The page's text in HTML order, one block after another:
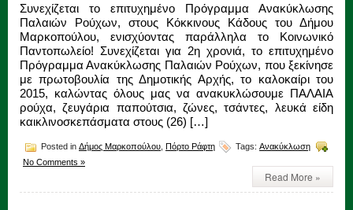
Συνεχίζεται το επιτυχημένο Πρόγραμμα Ανακύκλωσης
Παλαιών Ρούχων, στους Κόκκινους Κάδους του Δήμου
Μαρκοπούλου, ενισχύοντας παράλληλα το Κοινωνικό
Παντοπωλείο! Συνεχίζεται για 2η χρονιά, το επιτυχημένο
Πρόγραμμα Ανακύκλωσης Παλαιών Ρούχων, που ξεκίνησε
με πρωτοβουλία της Δημοτικής Αρχής, το καλοκαίρι του
2015, καλώντας όλους μας να ανακυκλώσουμε ΠΑΛΑΙΑ
ρούχα, ζευγάρια παπούτσια, ζώνες, τσάντες, λευκά είδη
καικλινοσκεπάσματα στους (26) […]
Posted in Δήμος Μαρκοπούλου Πόρτο Ράφτη Tags: Ανακύκλωση
No Comments »
Read More »